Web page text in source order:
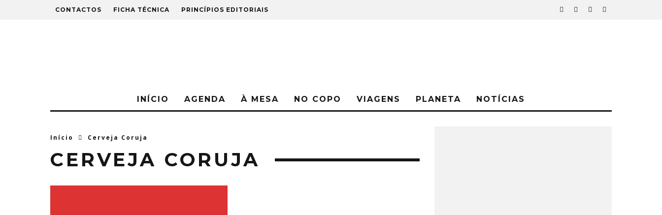
CONTACTOS FICHA TÉCNICA PRINCÍPIOS EDITORIAIS
INÍCIO AGENDA À MESA NO COPO VIAGENS PLANETA NOTÍCIAS
Início Cerveja Coruja
CERVEJA CORUJA